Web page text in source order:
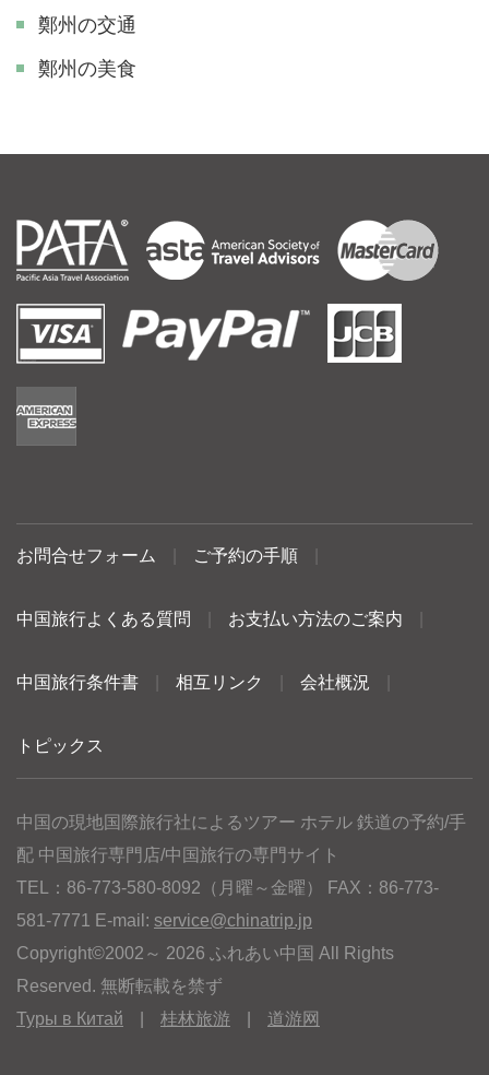
鄭州の交通
鄭州の美食
お問合せフォーム ご予約の手順
中国旅行よくある質問 お支払い方法のご案内
中国旅行条件書 相互リンク 会社概況
トピックス
中国の現地国際旅行社によるツアー ホテル 鉄道の予約/手
配 中国旅行専門店/中国旅行の専門サイト
TEL：86-773-580-8092（月曜～金曜） FAX：86-773-
581-7771 E-mail: service@chinatrip.jp
Copyright©2002～ 2026 ふれあい中国 All Rights
Reserved. 無断転載を禁ず
Туры в Китай
桂林旅游 道游网